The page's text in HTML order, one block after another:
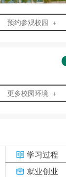
预约参观校园 +
更多校园环境 +
学习过程
就业创业